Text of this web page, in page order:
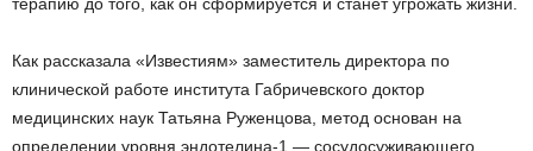
Как рассказала «Известиям» заместитель директора по
клинической работе института Габричевского доктор
медицинских наук Татьяна Руженцова, метод основан на
определении уровня эндотелина-1 — сосудосуживающего